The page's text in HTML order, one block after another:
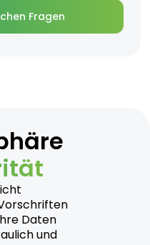
Fragen
Daten
und